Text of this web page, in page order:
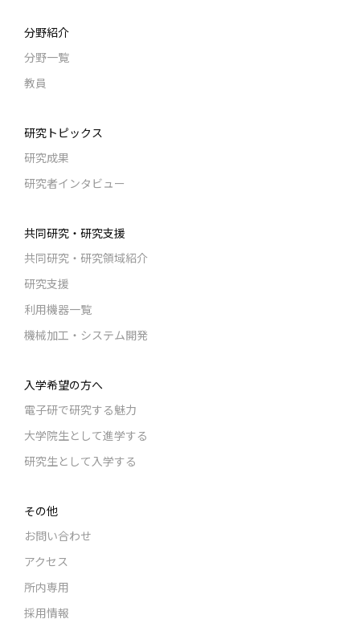
分野紹介
分野一覧
教員
研究トピックス
研究成果
研究者インタビュー
共同研究・研究支援
共同研究・研究領域紹介
研究支援
利用機器一覧
機械加工・システム開発
入学希望の方へ
電子研で研究する魅力
大学院生として進学する
研究生として入学する
その他
お問い合わせ
アクセス
所内専用
採用情報